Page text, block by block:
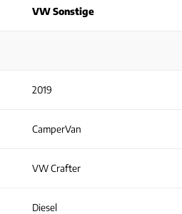
VW Sonstige
2019
CamperVan
VW Crafter
Diesel